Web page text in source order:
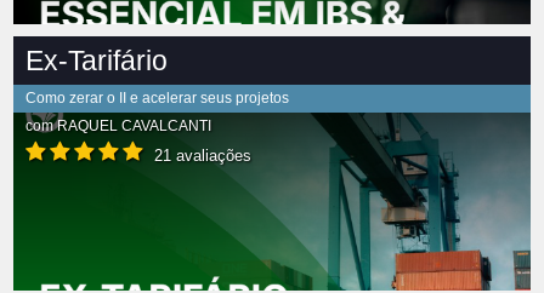
Ex-Tarifário
Como zerar o II e acelerar seus projetos
comRAQUEL CAVALCANTI
21 avaliações